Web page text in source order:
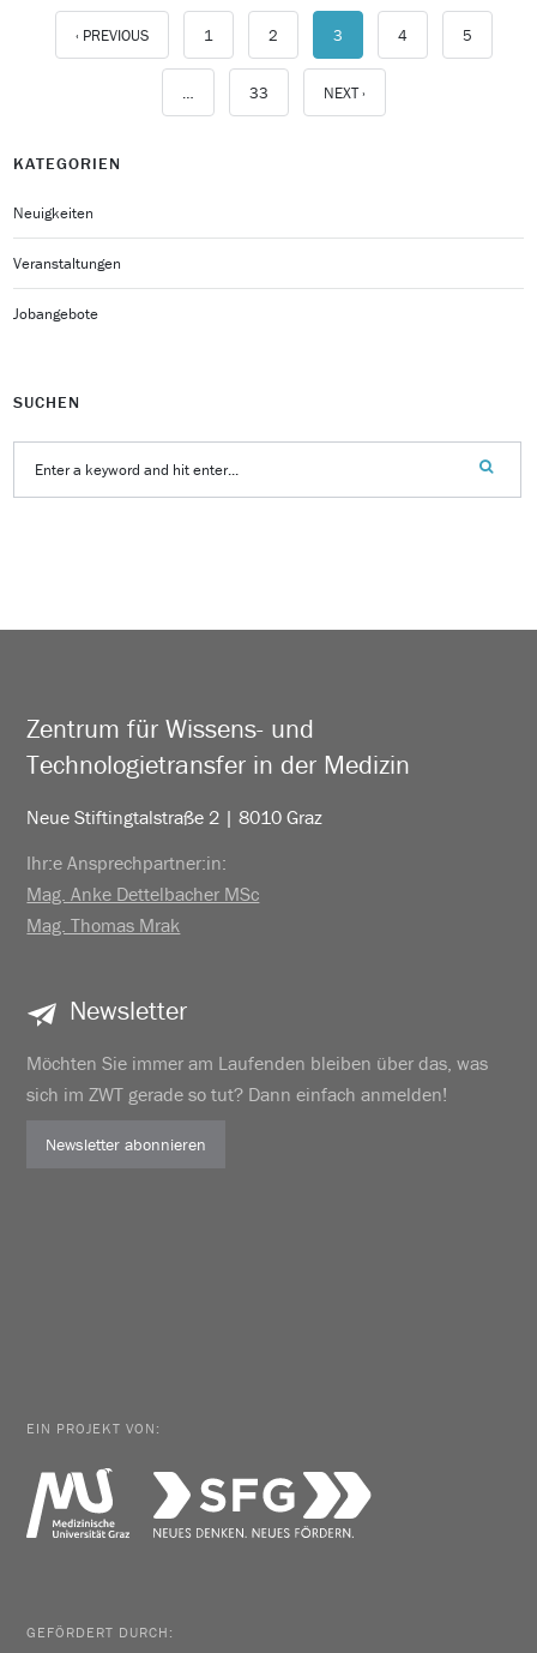
‹ PREVIOUS 1 2 3 4 5
… 33 NEXT ›
KATEGORIEN
Neuigkeiten
Veranstaltungen
Jobangebote
SUCHEN
Zentrum für Wissens- und
Technologietransfer in der Medizin
Neue Stiftingtalstraße 2 | 8010 Graz
Ihr:e Ansprechpartner:in:
Mag. Anke Dettelbacher MSc
Mag. Thomas Mrak
Newsletter
Möchten Sie immer am Laufenden bleiben über das, was
sich im ZWT gerade so tut? Dann einfach anmelden!
Newsletter abonnieren
EIN PROJEKT VON:
GEFÖRDERT DURCH: